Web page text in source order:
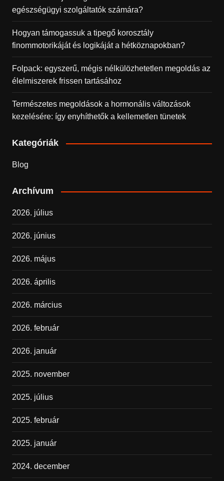
egészségügyi szolgáltatók számára?
Hogyan támogassuk a tipegő korosztály
finommotorikáját és logikáját a hétköznapokban?
Folpack: egyszerű, mégis nélkülözhetetlen megoldás az
élelmiszerek frissen tartásához
Természetes megoldások a hormonális változások
kezelésére: így enyhíthetők a kellemetlen tünetek
Kategóriák
Blog
Archívum
2026. július
2026. június
2026. május
2026. április
2026. március
2026. február
2026. január
2025. november
2025. július
2025. február
2025. január
2024. december